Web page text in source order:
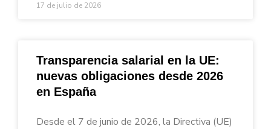
17 de julio de 2026
Transparencia salarial en la UE:
nuevas obligaciones desde 2026
en España
Desde el 7 de junio de 2026, la Directiva (UE)